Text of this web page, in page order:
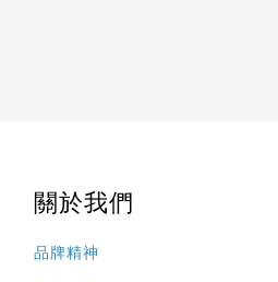
關於我們
品牌精神